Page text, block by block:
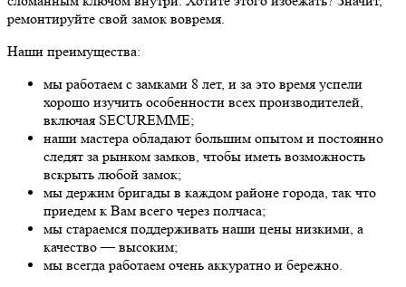
ремонтируйте свой замок вовремя.
Наши преимущества:
мы работаем с замками 8 лет, и за это время успели
хорошо изучить особенности всех производителей,
включая SECUREMME;
наши мастера обладают большим опытом и постоянно
следят за рынком замков, чтобы иметь возможность
вскрыть любой замок;
мы держим бригады в каждом районе города, так что
приедем к Вам всего через полчаса;
мы стараемся поддерживать наши цены низкими, а
качество — высоким;
мы всегда работаем очень аккуратно и бережно.